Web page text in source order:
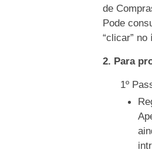
de
Pode
“clicar”
2. Para
1º